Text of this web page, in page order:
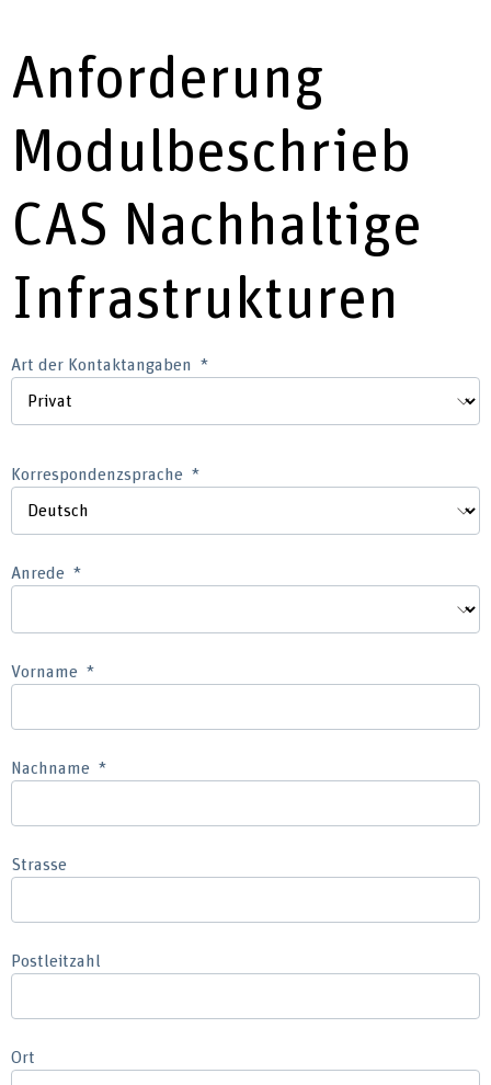
Anforderung
Modulbeschrieb
CAS Nachhaltige
Infrastrukturen
Art der Kontaktangaben
Korrespondenzsprache
Anrede
Vorname
Nachname
Strasse
Postleitzahl
Ort